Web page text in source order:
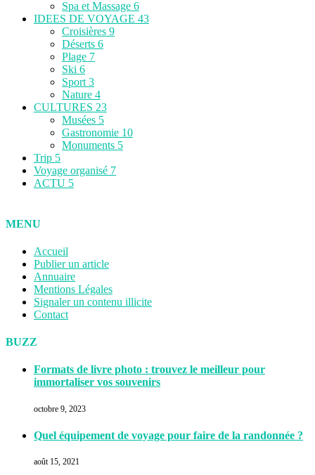
Spa et Massage 6
IDEES DE VOYAGE 43
Croisières 9
Déserts 6
Plage 7
Ski 6
Sport 3
Nature 4
CULTURES 23
Musées 5
Gastronomie 10
Monuments 5
Trip 5
Voyage organisé 7
ACTU 5
MENU
Accueil
Publier un article
Annuaire
Mentions Légales
Signaler un contenu illicite
Contact
BUZZ
Formats de livre photo : trouvez le meilleur pour
immortaliser vos souvenirs
octobre 9, 2023
Quel équipement de voyage pour faire de la randonnée ?
août 15, 2021